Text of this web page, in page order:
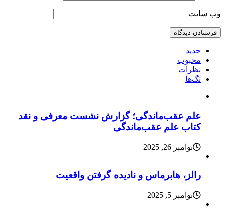
وب‌ سایت
جدید
محبوب
نظرات
تگ‌ها
علم عقب‌ماندگی؛ گزارش نشست معرفی و نقد
کتاب علم عقب‌ماندگی
نوامبر 26, 2025
رالز، هابرماس و نادیده گرفتن واقعیت
نوامبر 5, 2025